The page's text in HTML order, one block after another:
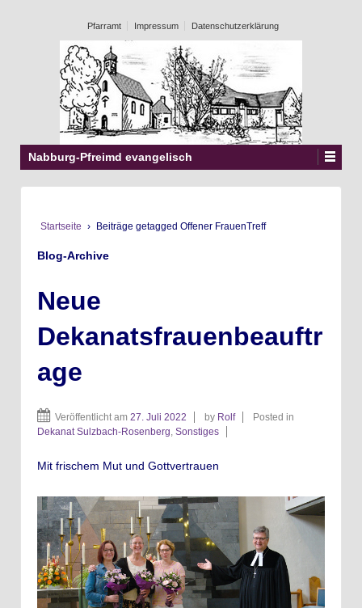
Pfarramt Impressum Datenschutzerklärung
Nabburg-Pfreimd evangelisch
Startseite › Beiträge getagged Offener FrauenTreff
Blog-Archive
Neue
Dekanatsfrauenbeauftr
age
Veröffentlicht am 27. Juli 2022 by Rolf
Posted in
Dekanat Sulzbach-Rosenberg, Sonstiges
Mit frischem Mut und Gottvertrauen